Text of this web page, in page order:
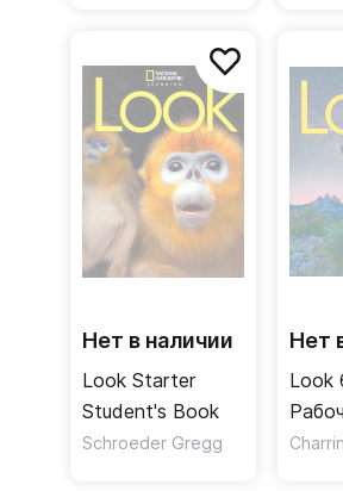
Нет в наличии
Look Starter
Student's Book
Schroeder Gregg
Нет
Look